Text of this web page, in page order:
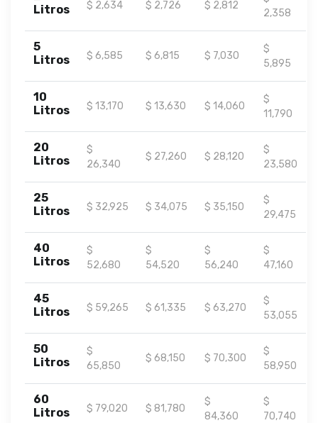
Litros
$ 2,634 $ 2,726 $ 2,812
2,358
5
Litros
$ 6,585 $ 6,815 $ 7,030
$
5,895
10
Litros
$ 13,170 $ 13,630 $ 14,060
$
11,790
20
Litros
$
26,340
$ 27,260 $ 28,120
$
23,580
25
Litros
$ 32,925 $ 34,075 $ 35,150
$
29,475
40
Litros
$
52,680
$
54,520
$
56,240
$
47,160
45
Litros
$ 59,265 $ 61,335 $ 63,270
$
53,055
50
Litros
$
65,850
$ 68,150 $ 70,300
$
58,950
60
Litros
$ 79,020 $ 81,780
$
84,360
$
70,740